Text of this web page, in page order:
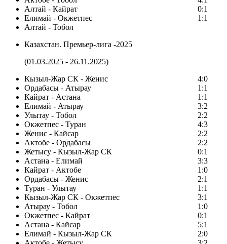
Алтай - Кайрат
0:1
Елимай - Окжетпес
1:1
Алтай - Тобол
Казахстан. Премьер-лига -2025
(01.03.2025 - 26.11.2025)
Кызыл-Жар СК - Женис
4:0
Ордабасы - Атырау
1:1
Кайрат - Астана
1:1
Елимай - Атырау
3:2
Улытау - Тобол
2:2
Окжетпес - Туран
4:3
Женис - Кайсар
2:2
Актобе - Ордабасы
2:2
Жетысу - Кызыл-Жар СК
0:1
Астана - Елимай
3:3
Кайрат - Актобе
1:0
Ордабасы - Женис
2:1
Туран - Улытау
1:1
Кызыл-Жар СК - Окжетпес
3:1
Атырау - Тобол
1:0
Окжетпес - Кайрат
0:1
Астана - Кайсар
5:1
Елимай - Кызыл-Жар СК
2:0